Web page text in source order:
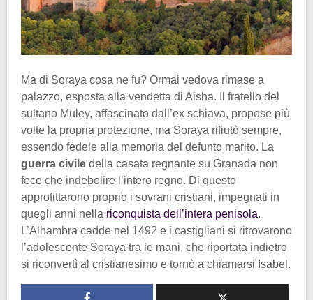
Ma di Soraya cosa ne fu? Ormai vedova rimase a
palazzo, esposta alla vendetta di Aisha. Il fratello del
sultano Muley, affascinato dall’ex schiava, propose più
volte la propria protezione, ma Soraya rifiutò sempre,
essendo fedele alla memoria del defunto marito. La
guerra civile della casata regnante su Granada non
fece che indebolire l’intero regno. Di questo
approfittarono proprio i sovrani cristiani, impegnati in
quegli anni nella riconquista dell’intera penisola.
L’Alhambra cadde nel 1492 e i castigliani si ritrovarono
l’adolescente Soraya tra le mani, che riportata indietro
si riconvertì al cristianesimo e tornò a chiamarsi Isabel.